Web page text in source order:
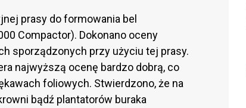
prasy do formowania bel
Compactor). Dokonano oceny
sporządzonych przy użyciu tej prasy.
najwyższą ocenę bardzo dobrą, co
foliowych. Stwierdzono, że na
bądź plantatorów buraka